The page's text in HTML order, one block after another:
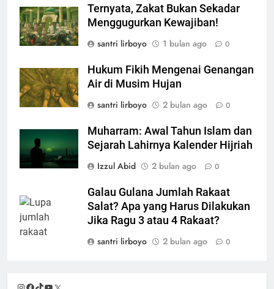
Ternyata, Zakat Bukan Sekadar
Menggugurkan Kewajiban!
santri lirboyo
1 bulan ago 0
Hukum Fikih Mengenai Genangan
Air di Musim Hujan
santri lirboyo
2 bulan ago 0
Muharram: Awal Tahun Islam dan
Sejarah Lahirnya Kalender Hijriah
Izzul Abid
2 bulan ago 0
Galau Gulana Jumlah Rakaat
Salat? Apa yang Harus Dilakukan
Jika Ragu 3 atau 4 Rakaat?
santri lirboyo
2 bulan ago 0